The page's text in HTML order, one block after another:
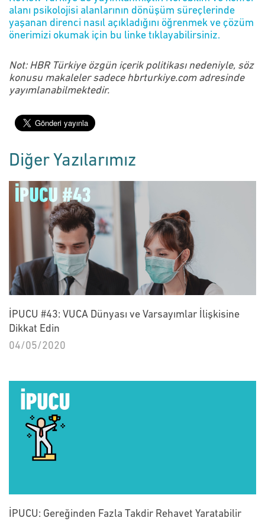
alanı psikolojisi alanlarının dönüşüm süreçlerinde
yaşanan direnci nasıl açıkladığını öğrenmek ve çözüm
önerimizi okumak için bu linke tıklayabilirsiniz.
Not: HBR Türkiye özgün içerik politikası nedeniyle, söz
konusu makaleler sadece hbrturkiye.com adresinde
yayımlanabilmektedir.
Diğer Yazılarımız
İPUCU #43: VUCA Dünyası ve Varsayımlar İlişkisine
Dikkat Edin
04/05/2020
İPUCU: Gereğinden Fazla Takdir Rehavet Yaratabilir